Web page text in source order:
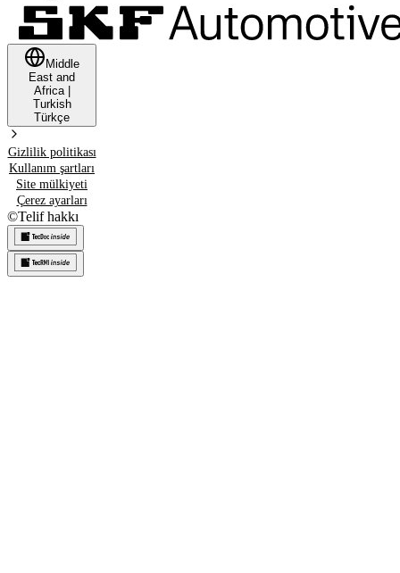
Middle
East and
Africa|
Turkish
Türkçe
Gizlilik politikası
Kullanım şartları
Site mülkiyeti
Çerez ayarları
©Telif hakkı